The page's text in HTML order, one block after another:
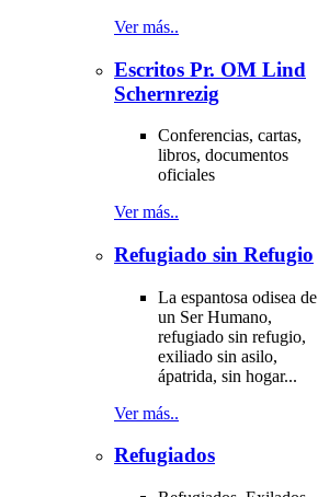
Ver más..
Escritos Pr. OM Lind
Schernrezig
Conferencias, cartas,
libros, documentos
oficiales
Ver más..
Refugiado sin Refugio
La espantosa odisea de
un Ser Humano,
refugiado sin refugio,
exiliado sin asilo,
ápatrida, sin hogar...
Ver más..
Refugiados